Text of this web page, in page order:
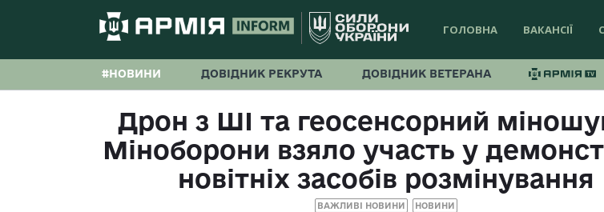
ГОЛОВНА ВАКАНСІЇ
#НОВИНИ ДОВІДНИК РЕКРУТА ДОВІДНИК ВЕТЕРАНА
Дрон з ШІ та геосенсорний
Міноборони взяло участь у
новітніх засобів розмінування
ВАЖЛИВІ НОВИНИ НОВИНИ